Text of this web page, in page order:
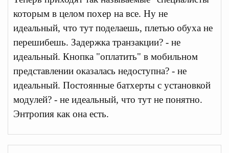
которым в целом похер на все. Ну не
идеальный, что тут поделаешь, плетью обуха не
перешибешь. Задержка транзакции? - не
идеальный. Кнопка "оплатить" в мобильном
представлении оказалась недоступна? - не
идеальный. Постоянные батхерты с установкой
модулей? - не идеальный, что тут не понятно.
Энтропия как она есть.